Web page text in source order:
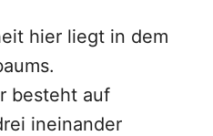
hier liegt in dem
besteht auf
ineinander